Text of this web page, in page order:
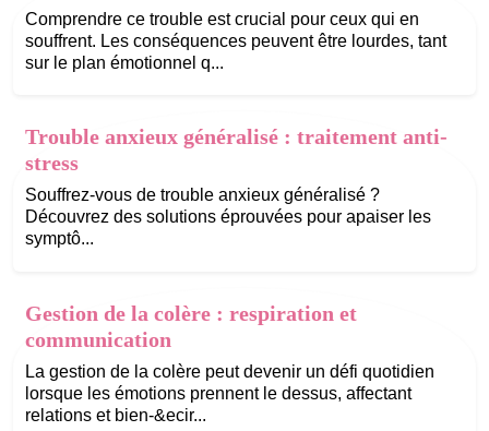
Comprendre ce trouble est crucial pour ceux qui en
souffrent. Les conséquences peuvent être lourdes, tant
sur le plan émotionnel q...
Trouble anxieux généralisé : traitement anti-
stress
Souffrez-vous de trouble anxieux généralisé ?
Découvrez des solutions éprouvées pour apaiser les
symptô...
Gestion de la colère : respiration et
communication
La gestion de la colère peut devenir un défi quotidien
lorsque les émotions prennent le dessus, affectant
relations et bien-&ecir...